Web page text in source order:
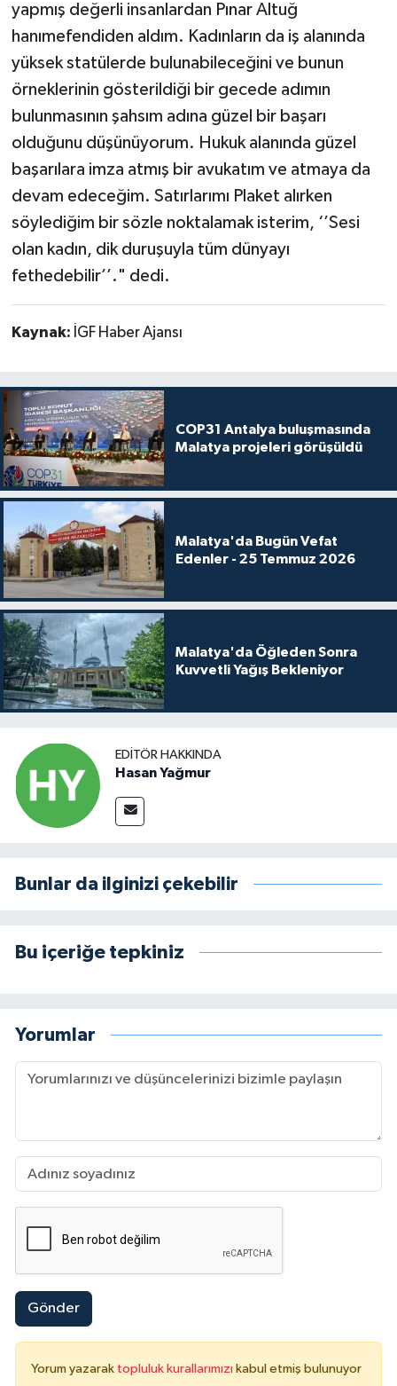
yapmış değerli insanlardan Pınar Altuğ
hanımefendiden aldım. Kadınların da iş alanında
yüksek statülerde bulunabileceğini ve bunun
örneklerinin gösterildiği bir gecede adımın
bulunmasının şahsım adına güzel bir başarı
olduğunu düşünüyorum. Hukuk alanında güzel
başarılara imza atmış bir avukatım ve atmaya da
devam edeceğim. Satırlarımı Plaket alırken
söylediğim bir sözle noktalamak isterim, ‘’Sesi
olan kadın, dik duruşuyla tüm dünyayı
fethedebilir’’." dedi.
Kaynak: İGF Haber Ajansı
COP31 Antalya buluşmasında
Malatya projeleri görüşüldü
Malatya'da Bugün Vefat
Edenler - 25 Temmuz 2026
Malatya'da Öğleden Sonra
Kuvvetli Yağış Bekleniyor
EDITÖR HAKKINDA
Hasan Yağmur
Bunlar da ilginizi çekebilir
Bu içeriğe tepkiniz
Yorumlar
Gönder
Yorum yazarak topluluk kurallarımızı kabul etmiş bulunuyor